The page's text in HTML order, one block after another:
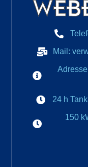
Mail:
24 h
150